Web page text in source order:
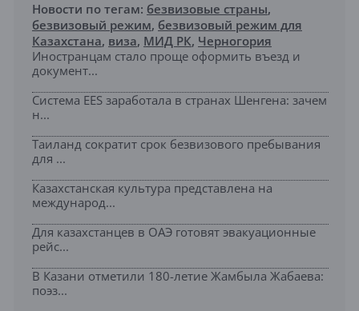
Новости по тегам: безвизовые страны,
безвизовый режим, безвизовый режим для
Казахстана, виза, МИД РК, Черногория
Иностранцам стало проще оформить въезд и
документ...
Система EES заработала в странах Шенгена: зачем
н...
Таиланд сократит срок безвизового пребывания
для ...
Казахстанская культура представлена на
международ...
Для казахстанцев в ОАЭ готовят эвакуационные
рейс...
В Казани отметили 180-летие Жамбыла Жабаева:
поэз...